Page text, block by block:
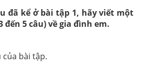
đã kể ở bài tập 1, hãy viết một
5 câu) về gia đình em.
của bài tập.